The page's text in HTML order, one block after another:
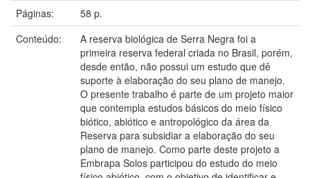
Páginas:
58 p.
Conteúdo:
A reserva biológica de Serra Negra foi a
primeira reserva federal criada no Brasil, porém,
desde então, não possui um estudo que dê
suporte à elaboração do seu plano de manejo.
O presente trabalho é parte de um projeto maior
que contempla estudos básicos do meio físico
biótico, abiótico e antropológico da área da
Reserva para subsidiar a elaboração do seu
plano de manejo. Como parte deste projeto a
Embrapa Solos participou do estudo do meio